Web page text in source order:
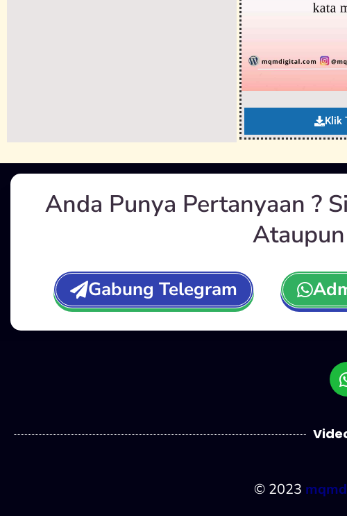
Klik
Anda Punya Pertanyaan ?
Gabung Telegram
© 2023